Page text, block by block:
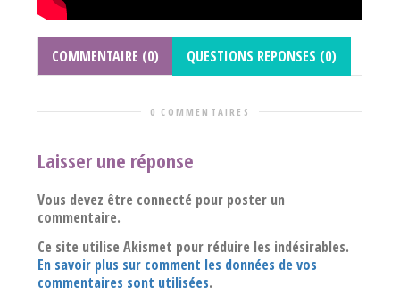
COMMENTAIRE (0) QUESTIONS REPONSES (0)
0 COMMENTAIRES
Laisser une réponse
Vous devez être connecté pour poster un
commentaire.
Ce site utilise Akismet pour réduire les indésirables.
En savoir plus sur comment les données de vos
commentaires sont utilisées.